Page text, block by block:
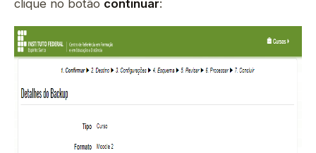
clique no botão continuar: